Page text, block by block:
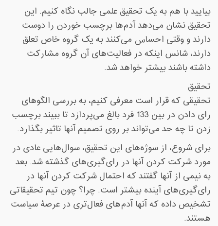
بیایید با هم به یک تحقیق علمی جالب نگاه کنیم. این
تحقیق نشان می‌دهد آدم‌ها برچسب خوردن را دوست
دارند و وقتی احساس می‌کنند به یک گروه خاص تعلق
دارند، شانس اینکه در فعالیت‌های آن گروه مشارکت
داشته باشند بیشتر خواهد شد.
تحقیق
تحقیقی که قرار است معرفی کنیم، به بررسی الگوهای
رای دادن در بین 133 فرد بالغ می‌پردازد تا ببیند برچسب
زدن تا چه حد می‌تواند بر روی تصمیم آنها تاثیر بگذارد.
برای شروع، از سوژه‌های این تحقیق، سوال‌هایی عادی در
مورد شرکت کردن آنها در رای‌گیری‌های گذشته شد. بعد
به نیمی از آنها گفتند که احتمال شرکت کردن آنها در
رای‌گیری‌های آینده بیشتر است. چرا؟ چون تیم تحقیقاتی
تشخیص داده که آنها آدم‌های فعال‌تری در عرصۀ سیاست
هستند.